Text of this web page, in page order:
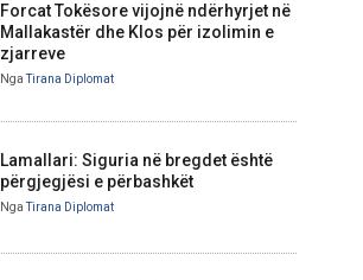
Forcat Tokësore vijojnë ndërhyrjet në
Mallakastër dhe Klos për izolimin e
zjarreve
Nga Tirana Diplomat
Lamallari: Siguria në bregdet është
përgjegjësi e përbashkët
Nga Tirana Diplomat